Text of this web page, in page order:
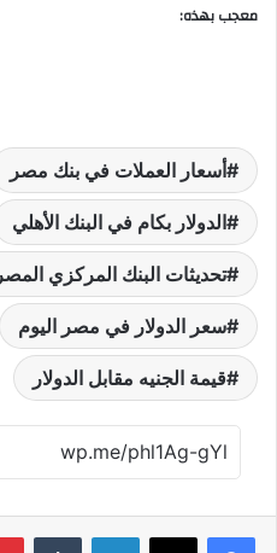
معجب بهذه:
أسعار العملات في بنك مصر
الدولار بكام في البنك الأهلي
تحديثات البنك المركزي
سعر الدولار في مصر اليوم
قيمة الجنيه مقابل الدولار
لينكدإن